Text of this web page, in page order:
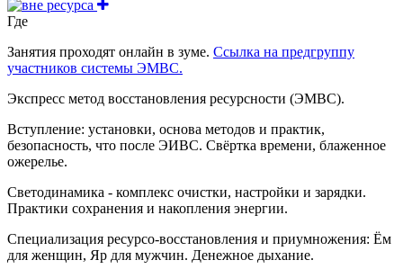
Где
Занятия проходят онлайн в зуме. Ссылка на предгруппу
участников системы ЭМВС.
Экспресс метод восстановления ресурсности (ЭМВС).
Вступление: установки, основа методов и практик,
безопасность, что после ЭИВС. Свёртка времени, блаженное
ожерелье.
Светодинамика - комплекс очистки, настройки и зарядки.
Практики сохранения и накопления энергии.
Специализация ресурсо-восстановления и приумножения: Ём
для женщин, Яр для мужчин. Денежное дыхание.